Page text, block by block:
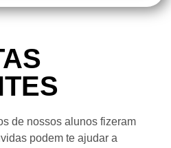
de nossos alunos fizeram
podem te ajudar a